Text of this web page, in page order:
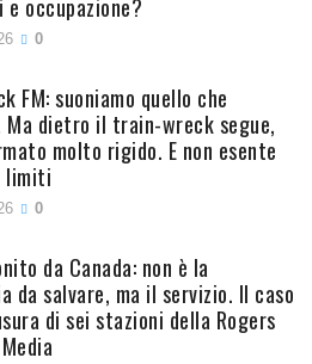
occupazione?
0
FM: suoniamo quello che
Ma dietro il train-wreck segue,
molto rigido. E non esente
limiti
0
da Canada: non è la
da salvare, ma il servizio. Il caso
di sei stazioni della Rogers